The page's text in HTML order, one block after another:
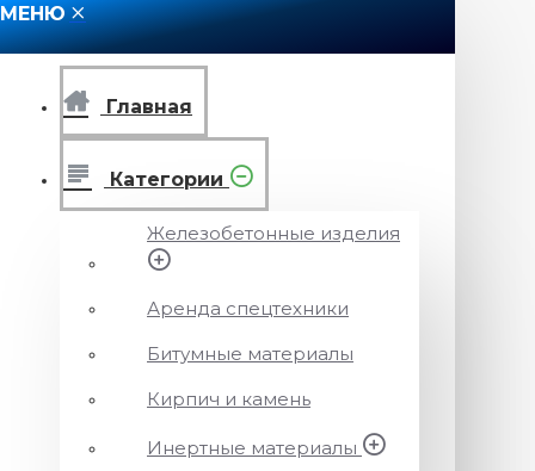
МЕНЮ
Главная
Категории
Железобетонные изделия
Аренда спецтехники
Битумные материалы
Кирпич и камень
Инертные материалы